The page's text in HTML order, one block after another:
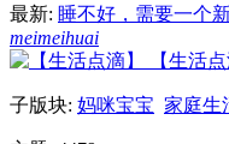
最新: 睡不好，需要一个
meimeihuai
【生活点
子版块: 妈咪宝宝 家庭生